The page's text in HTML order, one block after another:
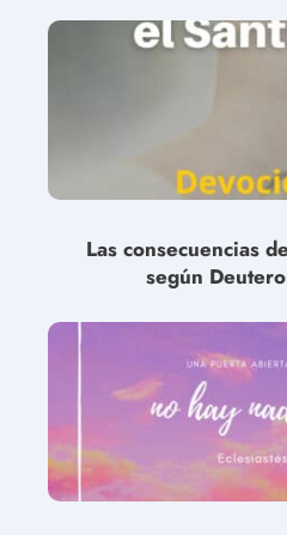
Las consecuencias
según